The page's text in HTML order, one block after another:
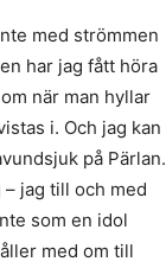
med strömmen
har jag fått höra
när man hyllar
i. Och jag kan
på Pärlan.
jag till och med
som en idol
med om till